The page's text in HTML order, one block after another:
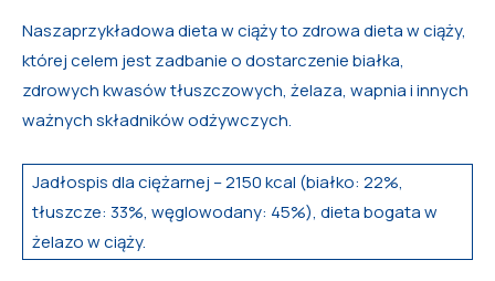
Naszaprzykładowa dieta w ciąży to zdrowa dieta w ciąży,
której celem jest zadbanie o dostarczenie białka,
zdrowych kwasów tłuszczowych, żelaza, wapnia i innych
ważnych składników odżywczych.
Jadłospis dla ciężarnej – 2150 kcal (białko: 22%,
tłuszcze: 33%, węglowodany: 45%), dieta bogata w
żelazo w ciąży.